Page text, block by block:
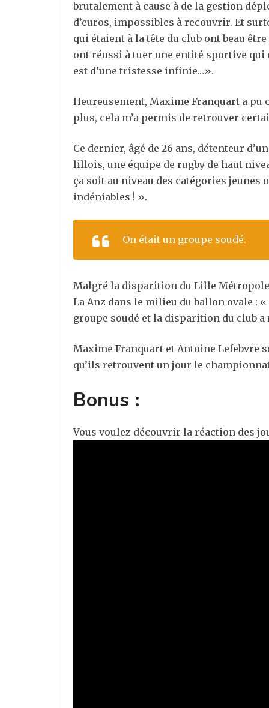
brutalement à cause à de la gestion
d’euros, impossibles à recouvrir. Et
qui étaient à la tête du club ont beau
ont réussi à tuer une entité sportive qui
est d’une tristesse infinie…».
Heureusement, Maxime Franquart a pu
plus, cela m’a permis de retrouver
Ce dernier, âgé de 26 ans, détenteur
lillois, une équipe de rugby de haut
ça soit au niveau des catégories jeunes
indéniables ! ».
On était un groupe soudé.
Malgré la disparition du Lille Métropole
La Anz dans le milieu du ballon ovale :
groupe soudé et la disparition du club
Maxime Franquart et Antoine Lefebvre
qu’ils retrouvent un jour le
Bonus :
Vous voulez découvrir la réaction des